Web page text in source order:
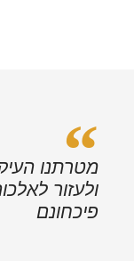
מטרתנו
ולעזור
פיכחונם